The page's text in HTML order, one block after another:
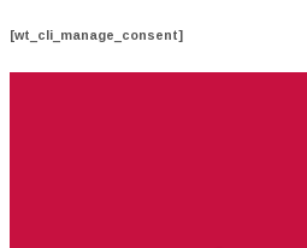
[wt_cli_manage_consent]